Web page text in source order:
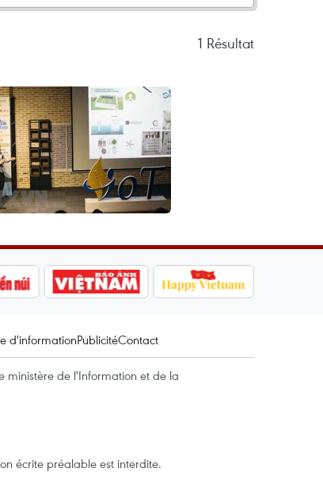
1 Résultat
d'informationPublicitéContact
ministère de l'Information et de la
écrite préalable est interdite.